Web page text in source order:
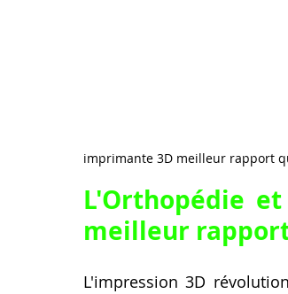
imprimante 3D meilleur rapport
L'Orthopédie
meilleur
L'impression 3D